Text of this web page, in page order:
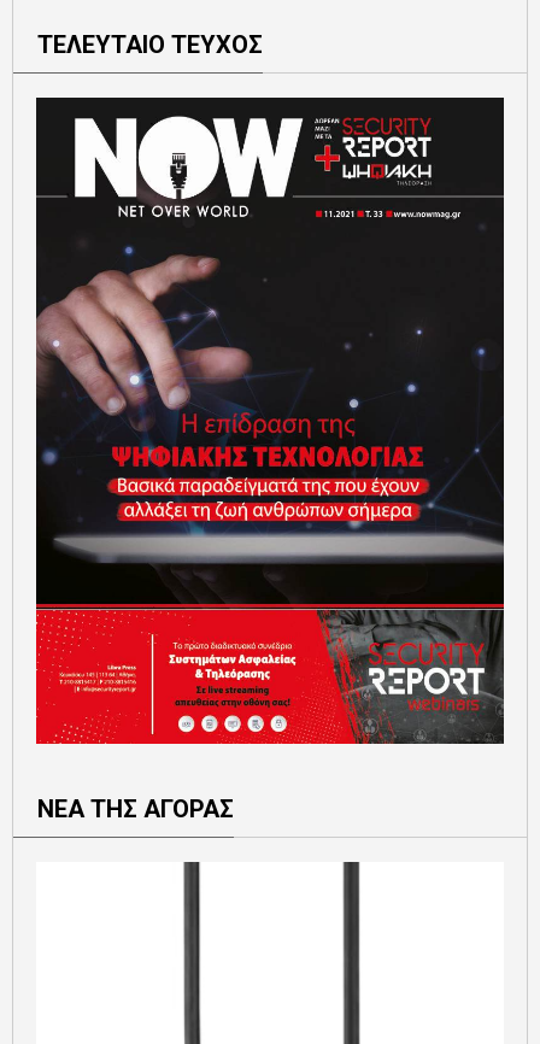
ΤΕΛΕΥΤΑΙΟ ΤΕΥΧΟΣ
ΝΕΑ ΤΗΣ ΑΓΟΡΑΣ